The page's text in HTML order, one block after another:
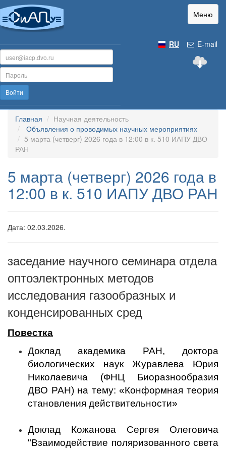
Меню
E-mail
RU
Войти
Главная
Научная деятельность
Объявления о проводимых научных мероприятиях
5 марта (четверг) 2026 года в 12:00 в к. 510 ИАПУ ДВО
РАН
5 марта (четверг) 2026 года в
12:00 в к. 510 ИАПУ ДВО РАН
Дата: 02.03.2026.
заседание научного семинара отдела
оптоэлектронных методов
исследования газообразных и
конденсированных сред
Повестка
Доклад академика РАН, доктора
биологических наук Журавлева Юрия
Николаевича (ФНЦ Биоразнообразия
ДВО РАН) на тему: «Конформная теория
становления действительности»
Доклад Кожанова Сергея Олеговича
"Взаимодействие поляризованного света